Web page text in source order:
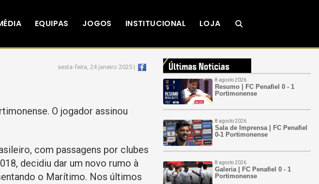
EQUIPAS JOGOS INSTITUCIONAL LOJA
sexta-feira, 24 janeiro 2025 |
O jogador assinou
com passagens por clubes
decidiu dar um novo rumo à
o Marítimo. Nos últimos
8 agosto 2026
Resumo | FC Penafiel 0 - 1
Portimonense
8 agosto 2026
Sala de Imprensa | FC Penafiel
0-1 Portimonense
8 agosto 2026
Galeria | FC Penafiel 0 - 1
Portimonense